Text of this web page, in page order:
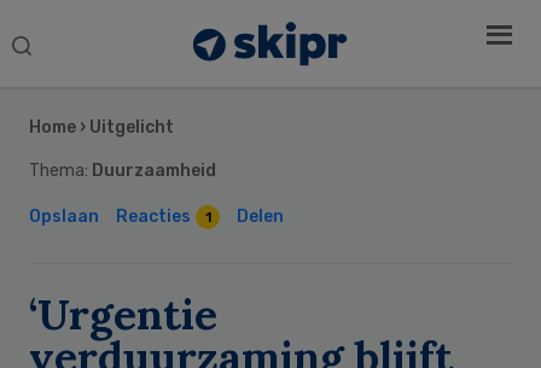
Search
Home › Uitgelicht
Thema: Duurzaamheid
Opslaan Reacties 1 Delen
‘Urgentie
verduurzaming blijft
Sidebar